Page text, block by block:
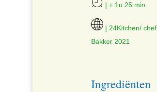
| ± 1u 25 min
| 24Kitchen/
Bakker 2021
Ingrediënten